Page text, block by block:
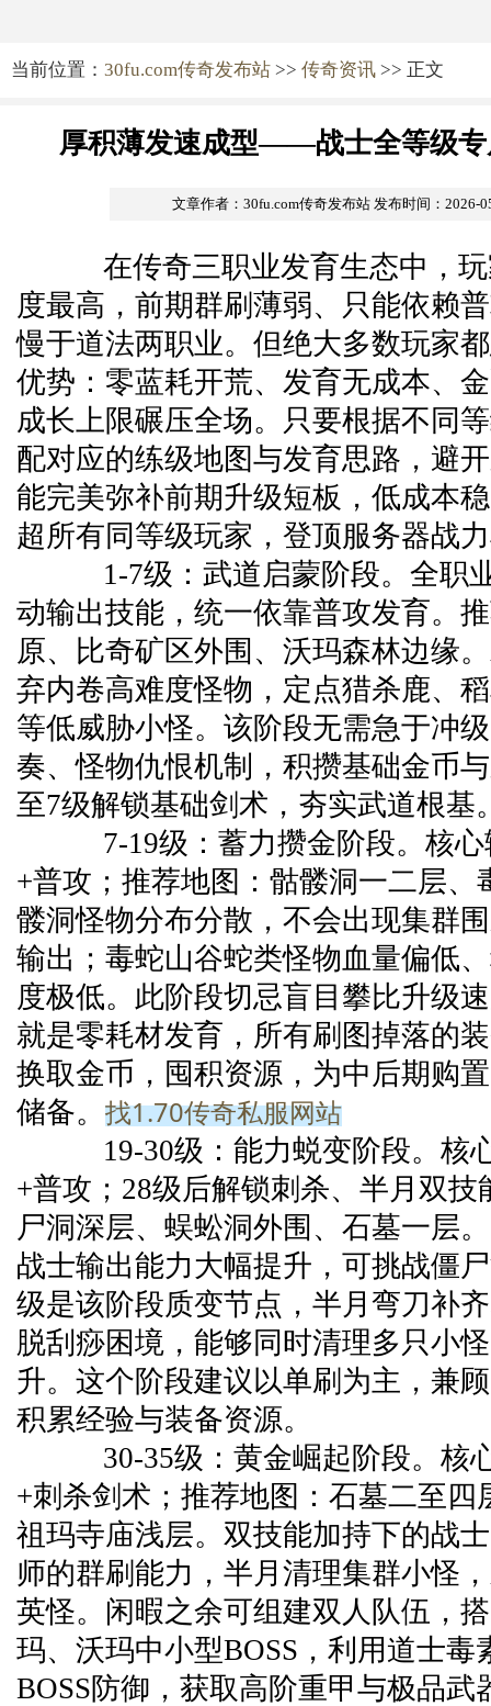
当前位置： 30fu.com传奇发布站 >> 传奇资讯 >> 正文
厚积薄发速成型——战士全等级专
文章作者：30fu.com传奇发布站 发布时间：2026-
在传奇三职业发育生态中，玩
度最高，前期群刷薄弱、只能依赖
慢于道法两职业。但绝大多数玩家
优势：零蓝耗开荒、发育无成本、
成长上限碾压全场。只要根据不同
配对应的练级地图与发育思路，避
能完美弥补前期升级短板，低成本
超所有同等级玩家，登顶服务器战
1-7级：武道启蒙阶段。全职
动输出技能，统一依靠普攻发育。
原、比奇矿区外围、沃玛森林边缘
弃内卷高难度怪物，定点猎杀鹿、
等低威胁小怪。该阶段无需急于冲
奏、怪物仇恨机制，积攒基础金币
至7级解锁基础剑术，夯实武道根基
7-19级：蓄力攒金阶段。核心
+普攻；推荐地图：骷髅洞一二层、
髅洞怪物分布分散，不会出现集群
输出；毒蛇山谷蛇类怪物血量偏低
度极低。此阶段切忌盲目攀比升级
就是零耗材发育，所有刷图掉落的
换取金币，囤积资源，为中后期购
储备。 找1.70传奇私服网站
19-30级：能力蜕变阶段。核
+普攻；28级后解锁刺杀、半月双技
尸洞深层、蜈蚣洞外围、石墓一层
战士输出能力大幅提升，可挑战僵
级是该阶段质变节点，半月弯刀补
脱刮痧困境，能够同时清理多只小
升。这个阶段建议以单刷为主，兼
积累经验与装备资源。
30-35级：黄金崛起阶段。核
+刺杀剑术；推荐地图：石墓二至四
祖玛寺庙浅层。双技能加持下的战
师的群刷能力，半月清理集群小怪
英怪。闲暇之余可组建双人队伍，
玛、沃玛中小型BOSS，利用道士毒
BOSS防御，获取高阶重甲与极品武